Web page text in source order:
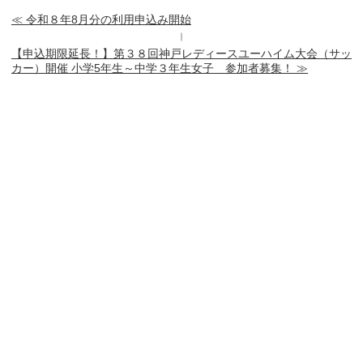
≪ 令和８年8月分の利用申込み開始
｜
【申込期限延長！】第３８回神戸レディースユーハイム大会（サッ
カー）開催 小学5年生～中学３年生女子 参加者募集！ ≫